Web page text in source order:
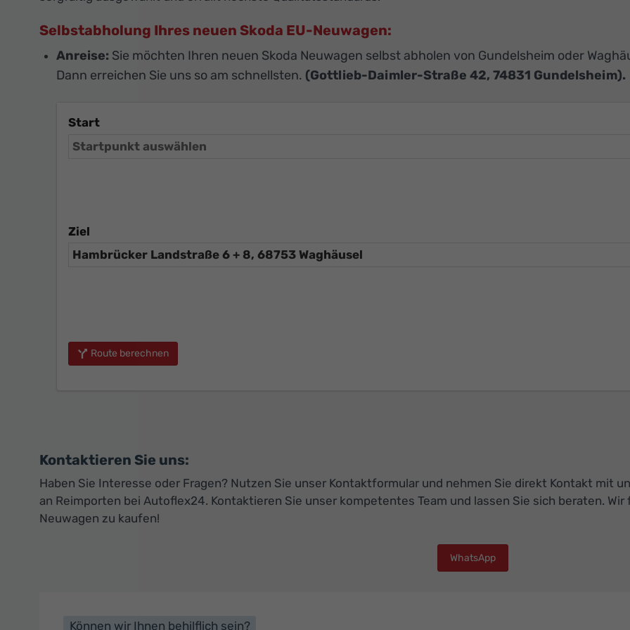
Selbstabholung Ihres neuen Skoda EU-Neuwagen:
Anreise: Sie möchten Ihren neuen Skoda Neuwagen selbst abholen von Gundelsheim oder
Dann erreichen Sie uns so am schnellsten. (Gottlieb-Daimler-Straße 42, 74831 Gundelsheim).
Start
Ziel
Route berechnen
Kontaktieren Sie uns:
Haben Sie Interesse oder Fragen? Nutzen Sie unser Kontaktformular und nehmen Sie direkt Kontakt mit
an Reimporten bei Autoflex24. Kontaktieren Sie unser kompetentes Team und lassen Sie sich beraten.
Neuwagen zu kaufen!
WhatsApp
Können wir Ihnen behilflich sein?